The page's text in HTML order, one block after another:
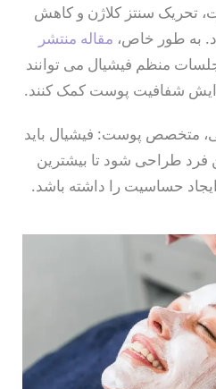
تکنیک پوست مار
پلاژن تراپی
اگزوزوم تراپی
اسیدتراپی‌های تخصصی
فیشال‌های تخصصی
فیشال گرین پیل
فیشال کلاژن‌ساز
فیشیال ضد جوش و آکنه
تحریک سنتز کلاژن و کاهش
به طور خاص، مقاله منتشر
منظم فیشیال می توانند
شفافیت پوست کمک کنند.
متخصص پوست: فیشیال باید
طراحی شود تا بیشترین
حساسیت را داشته باشد.